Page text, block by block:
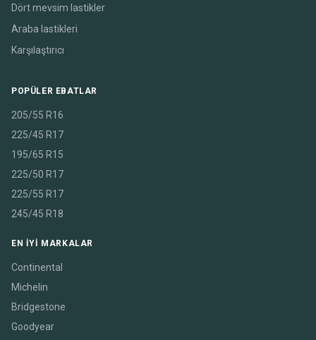
Dört mevsim lastikler
Araba lastikleri
Karşılaştırıcı
POPÜLER EBATLAR
205/55 R16
225/45 R17
195/65 R15
225/50 R17
225/55 R17
245/45 R18
EN IYI MARKALAR
Continental
Michelin
Bridgestone
Goodyear